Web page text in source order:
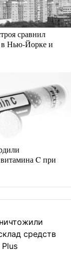
сравнил
в Нью-Йорке и
C при
средств